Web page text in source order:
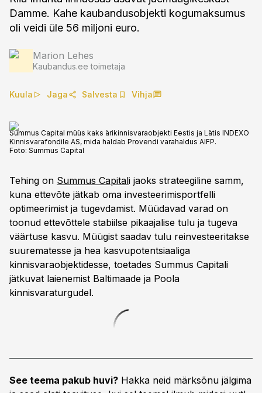
Damme. Kahe kaubandusobjekti kogumaksumus
oli veidi üle 56 miljoni euro.
Marion Lehes
Kaubandus.ee toimetaja
Kuula Jaga Salvesta Vihja
Summus Capital müüs kaks ärikinnisvaraobjekti Eestis ja Lätis INDEXO
Kinnisvarafondile AS, mida haldab Provendi varahaldus AIFP.
Foto: Summus Capital
Tehing on Summus Capitali jaoks strateegiline samm,
kuna ettevõte jätkab oma investeerimisportfelli
optimeerimist ja tugevdamist. Müüdavad varad on
toonud ettevõttele stabiilse pikaajalise tulu ja tugeva
väärtuse kasvu. Müügist saadav tulu reinvesteeritakse
suurematesse ja hea kasvupotentsiaaliga
kinnisvaraobjektidesse, toetades Summus Capitali
jätkuvat laienemist Baltimaade ja Poola
kinnisvaraturgudel.
See teema pakub huvi? Hakka neid märksõnu jälgima